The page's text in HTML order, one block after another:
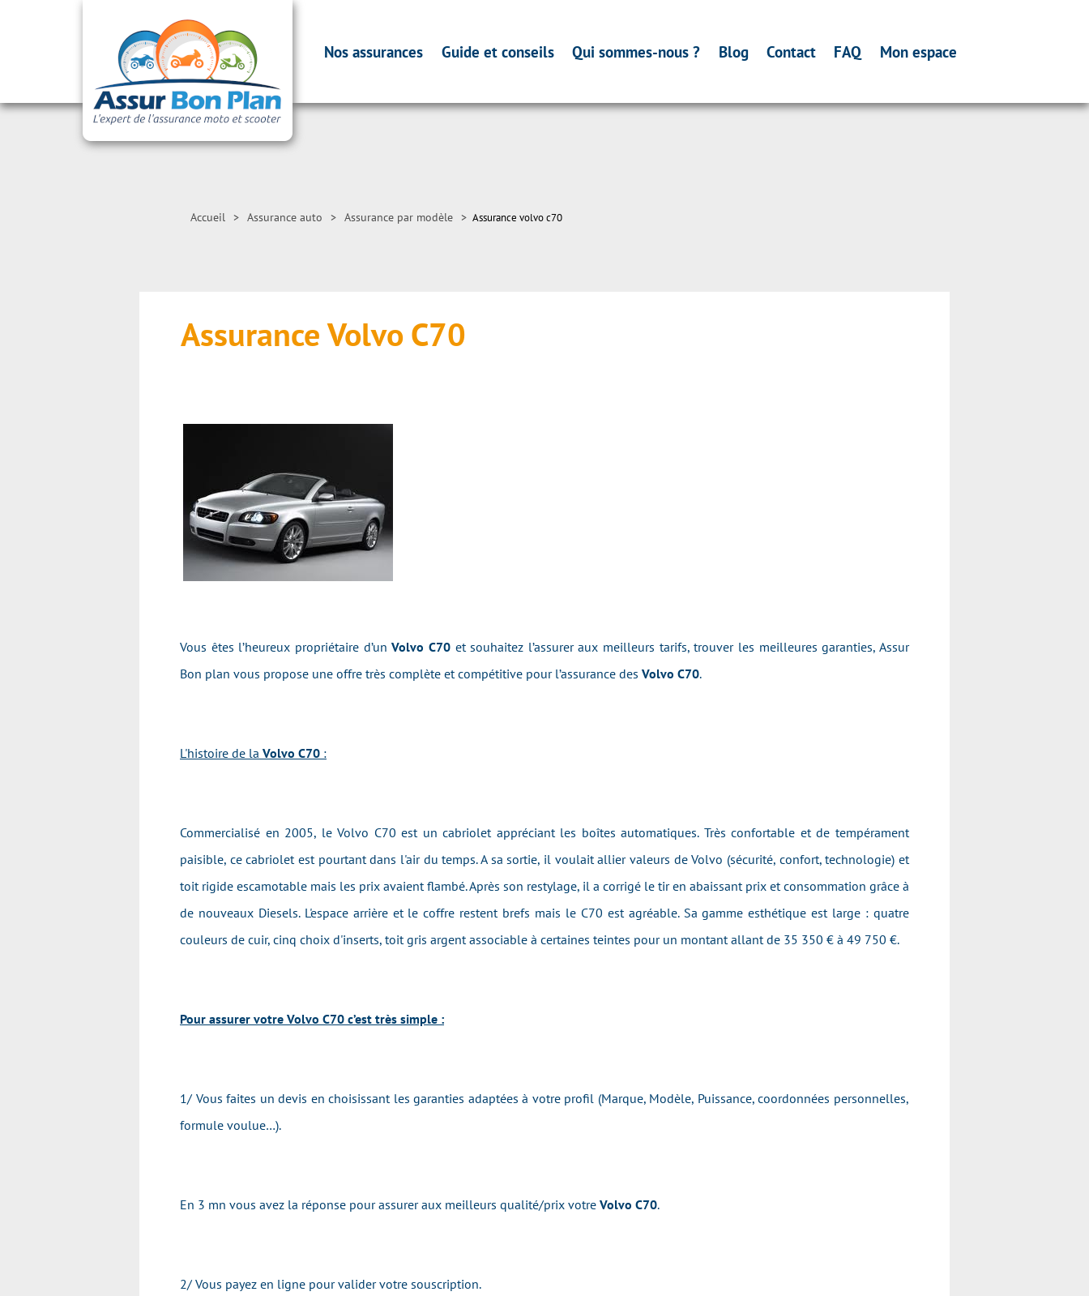
Nos assurances Guide et conseils Qui sommes-nous ? Blog Contact FAQ Mon espace
Accueil > Assurance auto > Assurance par modèle > Assurance volvo c70
Assurance Volvo C70
Vous êtes l’heureux propriétaire d’unVolvo C70et souhaitez l’assurer aux meilleurs tarifs, trouver les meilleures garanties, Assur
Bon plan vous propose une offre très complète et compétitive pour l’assurance des Volvo C70.
L'histoire de la Volvo C70 :
Commercialisé en 2005, le Volvo C70 est un cabriolet appréciant les boîtes automatiques. Très confortable et de tempérament
paisible, ce cabriolet est pourtant dans l'air du temps. A sa sortie, il voulait allier valeurs de Volvo (sécurité, confort, technologie) et
toit rigide escamotable mais les prix avaient flambé. Après son restylage, il a corrigé le tir en abaissant prix et consommation grâce à
de nouveaux Diesels. L'espace arrière et le coffre restent brefs mais le C70 est agréable. Sa gamme esthétique est large : quatre
couleurs de cuir, cinq choix d'inserts, toit gris argent associable à certaines teintes pour un montant allant de 35 350 € à 49 750 €.
Pour assurer votre Volvo C70 c’est très simple :
1/ Vous faites un devis en choisissant les garanties adaptées à votre profil (Marque, Modèle, Puissance, coordonnées personnelles,
formule voulue…).
En 3 mn vous avez la réponse pour assurer aux meilleurs qualité/prix votre Volvo C70.
2/ Vous payez en ligne pour valider votre souscription.